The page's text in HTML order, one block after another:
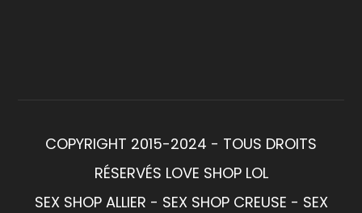
COPYRIGHT 2015-2024 - TOUS DROITS
RÉSERVÉS LOVE SHOP LOL
SEX SHOP ALLIER - SEX SHOP CREUSE - SEX